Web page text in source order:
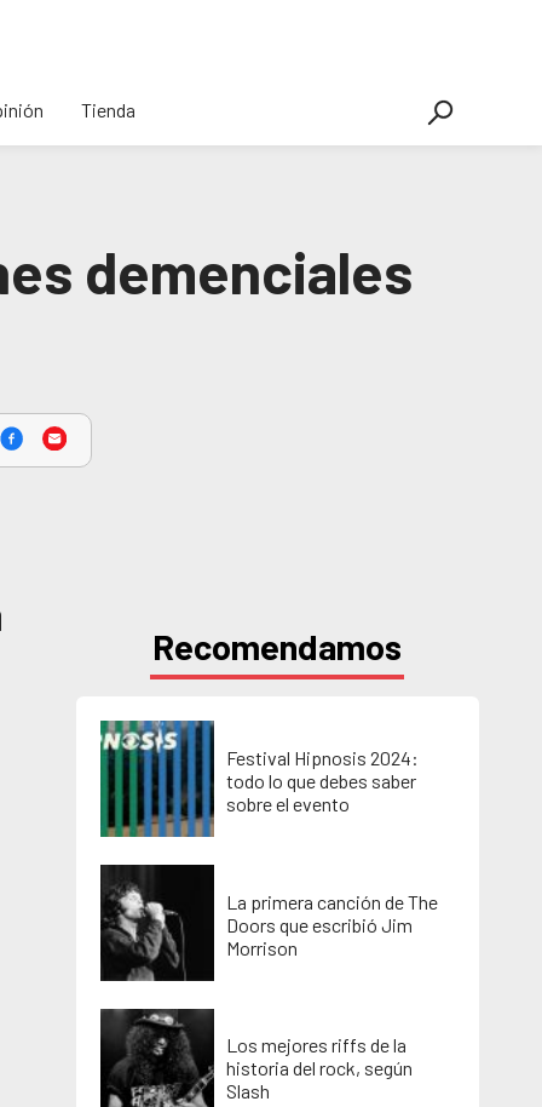
Tienda
demenciales
Recomendamos
Festival Hipnosis 2024:
todo lo que debes saber
sobre el evento
La primera canción de The
Doors que escribió Jim
Morrison
Los mejores riffs de la
historia del rock, según
Slash